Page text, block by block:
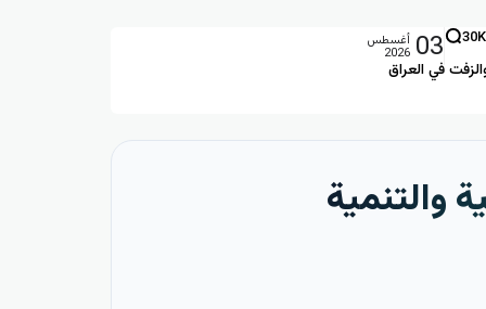
في العراق
30K
03 أغسطس
2026
والتنمية